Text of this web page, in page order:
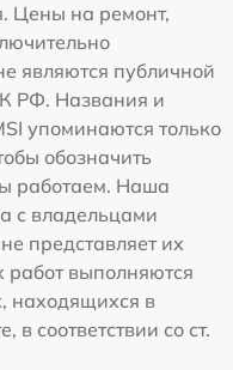
Цены на ремонт,
являются публичной
РФ. Названия и
упоминаются только
обозначить
работаем. Наша
с владельцами
представляет их
выполняются
находящихся в
соответствии со ст.